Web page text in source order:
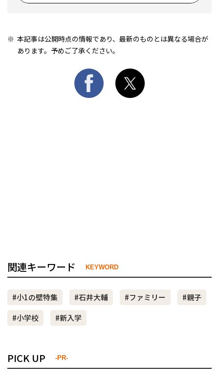
本記事は公開時点の情報であり、最新のものとは異なる場合が
あります。予めご了承ください。
関連キーワード KEYWORD
#小1の壁特集 #石井大輔 #ファミリー
#親子
#小学校
#新入学
PICK UP -PR-